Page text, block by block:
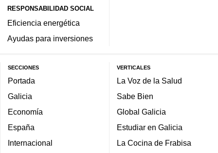
RESPONSABILIDAD SOCIAL
Eficiencia energética
Ayudas para inversiones
SECCIONES
Portada
Galicia
Economía
España
Internacional
VERTICALES
La Voz de la Salud
Sabe Bien
Global Galicia
Estudiar en Galicia
La Cocina de Frabisa